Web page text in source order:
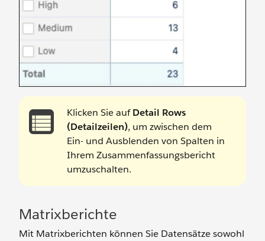
Klicken Sie aufDetail Rows
(Detailzeilen), um zwischen dem
Ein- und Ausblenden von Spalten in
Ihrem Zusammenfassungsbericht
umzuschalten.
Matrixberichte
Mit Matrixberichten können Sie Datensätze sowohl